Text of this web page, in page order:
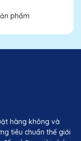
phẩm
hàng không và
tiêu chuẩn thế giới